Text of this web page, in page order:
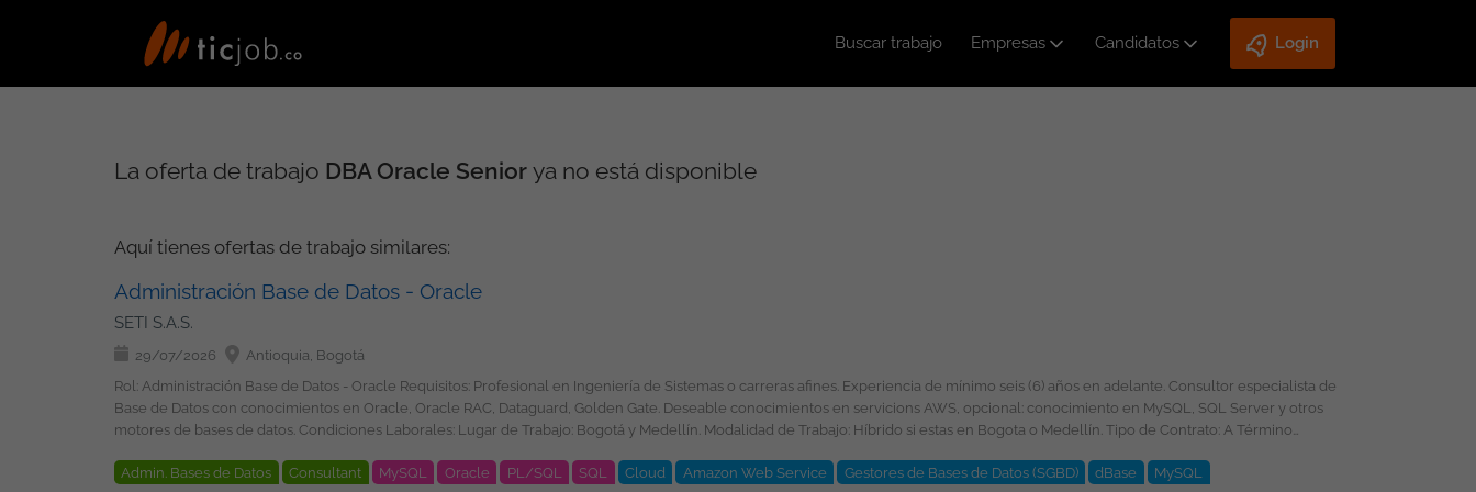
Buscar trabajo Empresas Candidatos Login
La oferta de trabajo DBA Oracle Senior ya no está disponible
Aquí tienes ofertas de trabajo similares:
Administración Base de Datos - Oracle
SETI S.A.S.
29/07/2026
Antioquia, Bogotá
Rol: Administración Base de Datos - Oracle Requisitos: Profesional en Ingeniería de Sistemas o carreras afines. Experiencia de mínimo seis (6) años en adelante. Consultor especialista de
Base de Datos con conocimientos en Oracle, Oracle RAC, Dataguard, Golden Gate. Deseable conocimientos en servicions AWS, opcional: conocimiento en MySQL, SQL Server y otros
motores de bases de datos. Condiciones Laborales: Lugar de Trabajo: Bogotá y Medellín. Modalidad de Trabajo: Híbrido si estas en Bogota o Medellín. Tipo de Contrato: A Término
Admin. Bases de Datos
Consultant MySQL Oracle PL/SQL SQL Cloud Amazon Web Service Gestores de Bases de Datos (SGBD) dBase
MySQL